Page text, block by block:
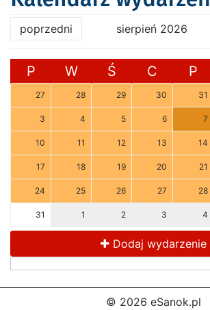
poprzedni sierpień 2026
P W Ś C P
27 28 29 30 31
3 4 5 6 7
10 11 12 13 14
17 18 19 20 21
24 25 26 27 28
31 1 2 3 4
Dodaj wydarzenie
© 2026 eSanok.pl